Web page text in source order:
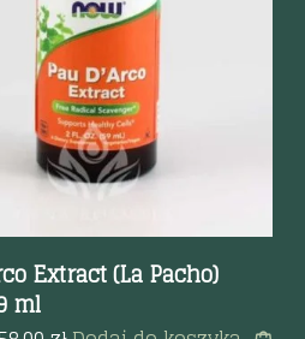
Extract (La Pacho)
ml